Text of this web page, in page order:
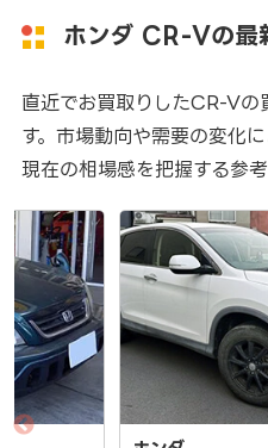
ホンダ CR-Vの最
直近でお買取りしたCR-Vの
す。市場動向や需要の変化
現在の相場感を把握する参